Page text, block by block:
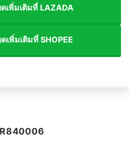
ดเพิ่มเติมที่ LAZADA
เพิ่มเติมที่ SHOPEE